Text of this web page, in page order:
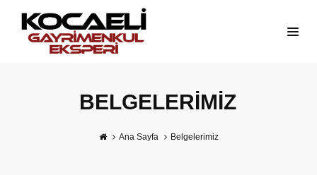
BELGELERIMIZ
Ana Sayfa Belgelerimiz